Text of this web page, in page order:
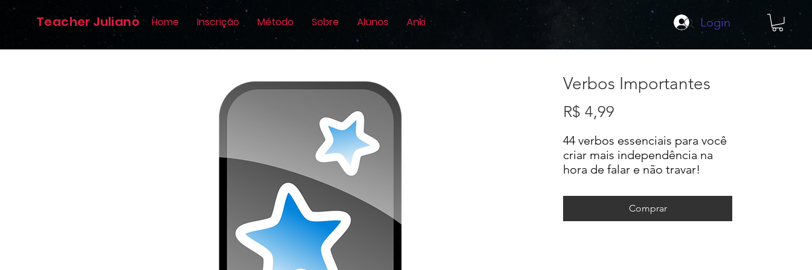
Teacher Juliano Home Inscrição Método Sobre Alunos Anki Login
Verbos Importantes
R$ 4,99
44 verbos essenciais para você
criar mais independência na
hora de falar e não travar!
Comprar